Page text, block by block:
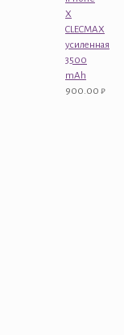
X
CLECMAX
усиленная
3500
mAh
900.00 ₽